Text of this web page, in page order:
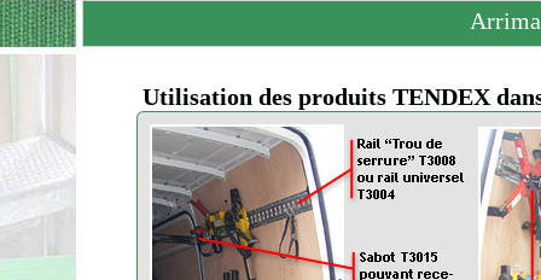
Utilisation des produits TENDEX